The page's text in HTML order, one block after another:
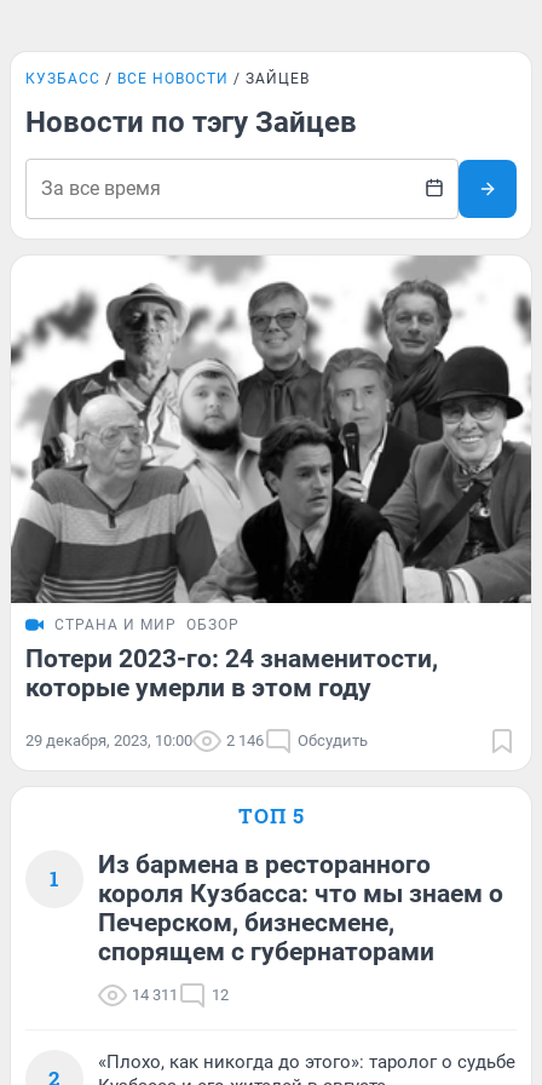
КУЗБАСС ВСЕ НОВОСТИ ЗАЙЦЕВ
Новости по тэгу Зайцев
СТРАНА И МИР ОБЗОР
Потери 2023-го: 24 знаменитости,
которые умерли в этом году
29 декабря, 2023, 10:00 2 146 Обсудить
ТОП 5
1
Из бармена в ресторанного
короля Кузбасса: что мы знаем о
Печерском, бизнесмене,
спорящем с губернаторами
14 311 12
2
«Плохо, как никогда до этого»: таролог о судьбе